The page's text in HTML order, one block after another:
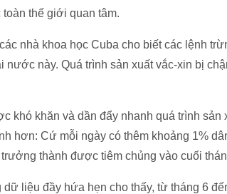
thế giới quan tâm.
nhà khoa học Cuba cho biết các lệnh
nước này. Quá trình sản xuất vắc-xin bị
khó khăn và dần đẩy nhanh quá trình sản
hơn: Cứ mỗi ngày có thêm khoảng 1%
thành được tiêm chủng vào cuối
liệu đầy hứa hẹn cho thấy, từ tháng 6